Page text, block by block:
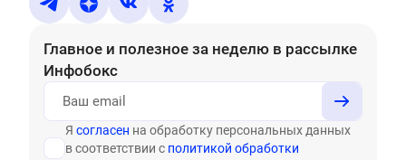
Главное и полезное за неделю в рассылке
Инфобокс
Я согласен на обработку персональных данных
в соответствии с политикой обработки